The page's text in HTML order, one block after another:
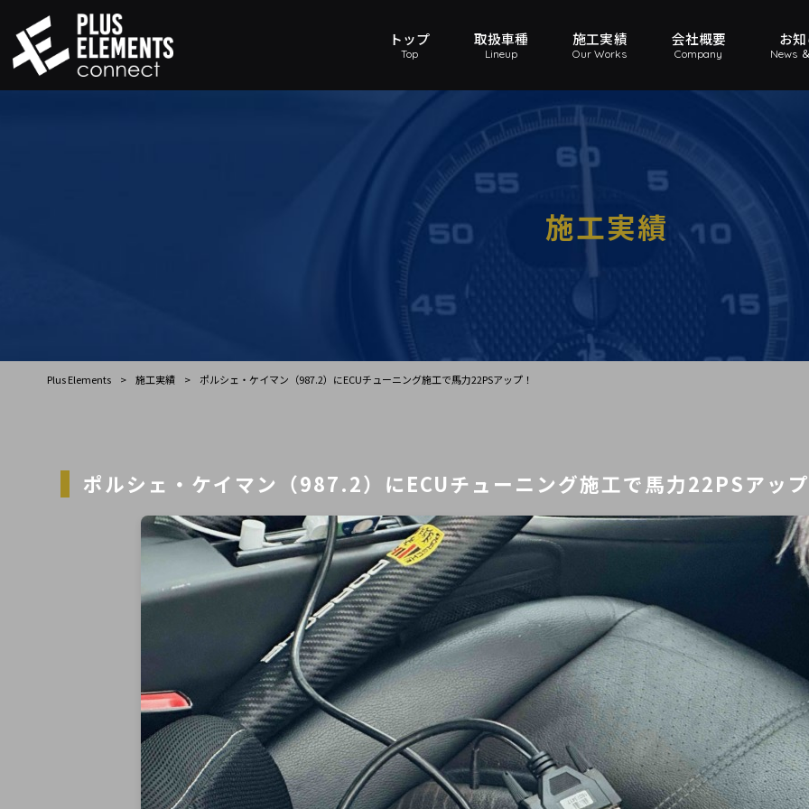
トップ
Top
取扱車種
Lineup
施工実績
Our Works
会社概要
Company
お
News
施工実績
Plus Elements > 施工実績 > ポルシェ・ケイマン（987.2）にECUチューニング施工で馬力22PSアップ！
ポルシェ・ケイマン（987.2）にECUチューニング施工で馬力22PSアッ